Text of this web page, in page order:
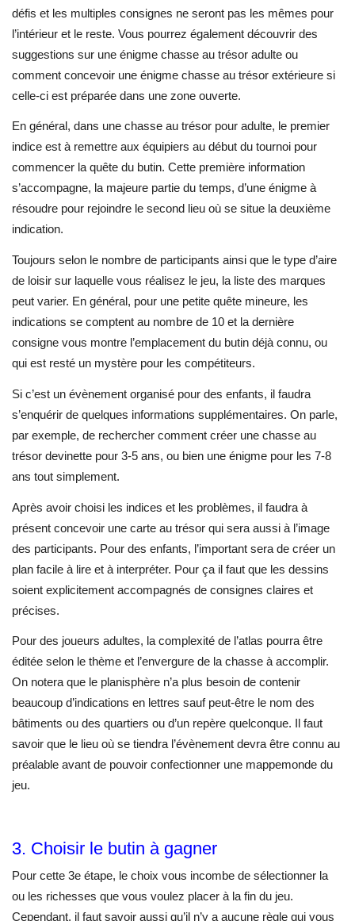
défis et les multiples consignes ne seront pas les mêmes pour
l’intérieur et le reste. Vous pourrez également découvrir des
suggestions sur une énigme chasse au trésor adulte ou
comment concevoir une énigme chasse au trésor extérieure si
celle-ci est préparée dans une zone ouverte.
En général, dans une chasse au trésor pour adulte, le premier
indice est à remettre aux équipiers au début du tournoi pour
commencer la quête du butin. Cette première information
s’accompagne, la majeure partie du temps, d’une énigme à
résoudre pour rejoindre le second lieu où se situe la deuxième
indication.
Toujours selon le nombre de participants ainsi que le type d’aire
de loisir sur laquelle vous réalisez le jeu, la liste des marques
peut varier. En général, pour une petite quête mineure, les
indications se comptent au nombre de 10 et la dernière
consigne vous montre l’emplacement du butin déjà connu, ou
qui est resté un mystère pour les compétiteurs.
Si c’est un évènement organisé pour des enfants, il faudra
s’enquérir de quelques informations supplémentaires. On parle,
par exemple, de rechercher comment créer une chasse au
trésor devinette pour 3-5 ans, ou bien une énigme pour les 7-8
ans tout simplement.
Après avoir choisi les indices et les problèmes, il faudra à
présent concevoir une carte au trésor qui sera aussi à l’image
des participants. Pour des enfants, l’important sera de créer un
plan facile à lire et à interpréter. Pour ça il faut que les dessins
soient explicitement accompagnés de consignes claires et
précises.
Pour des joueurs adultes, la complexité de l’atlas pourra être
éditée selon le thème et l’envergure de la chasse à accomplir.
On notera que le planisphère n’a plus besoin de contenir
beaucoup d’indications en lettres sauf peut-être le nom des
bâtiments ou des quartiers ou d’un repère quelconque. Il faut
savoir que le lieu où se tiendra l’évènement devra être connu au
préalable avant de pouvoir confectionner une mappemonde du
jeu.
3. Choisir le butin à gagner
Pour cette 3e étape, le choix vous incombe de sélectionner la
ou les richesses que vous voulez placer à la fin du jeu.
Cependant, il faut savoir aussi qu’il n’y a aucune règle qui vous